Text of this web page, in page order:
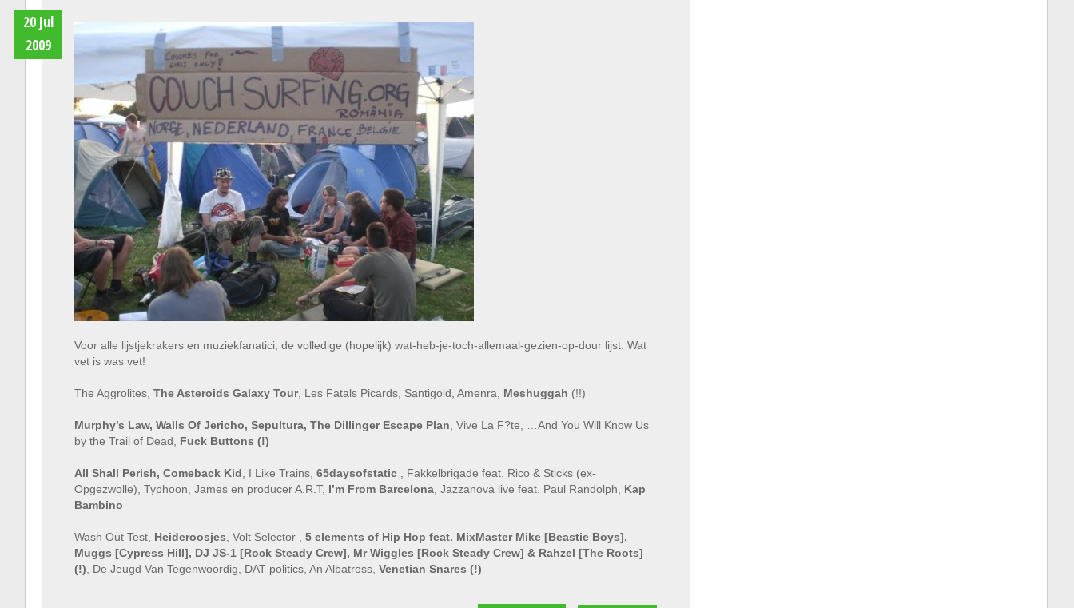
20 Jul
2009
Voor alle lijstjekrakers en muziekfanatici, de volledige (hopelijk) wat-heb-je-toch-allemaal-gezien-op-dour lijst. Wat
vet is was vet!
The Aggrolites, The Asteroids Galaxy Tour, Les Fatals Picards, Santigold, Amenra, Meshuggah (!!)
Murphy’s Law, Walls Of Jericho, Sepultura, The Dillinger Escape Plan , Vive La F?te, …And You Will Know Us
by the Trail of Dead, Fuck Buttons (!)
All Shall Perish, Comeback Kid , I Like Trains, 65daysofstatic
, Fakkelbrigade feat. Rico & Sticks (ex-
Opgezwolle), Typhoon, James en producer A.R.T, I’m From Barcelona, Jazzanova live feat. Paul Randolph, Kap
Bambino
Wash Out Test, Heideroosjes , Volt Selector , 5 elements of Hip Hop feat. MixMaster Mike [Beastie Boys],
Muggs [Cypress Hill], DJ JS-1 [Rock Steady Crew], Mr Wiggles [Rock Steady Crew] & Rahzel [The Roots]
(!) , De Jeugd Van Tegenwoordig, DAT politics, An Albatross, Venetian Snares (!)